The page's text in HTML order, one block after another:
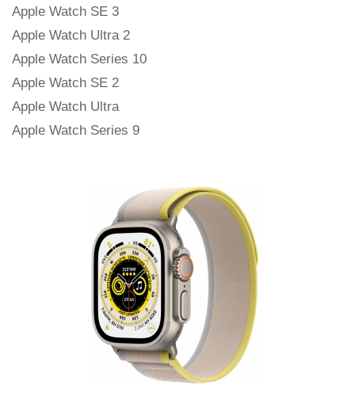
Apple Watch SE 3
Apple Watch Ultra 2
Apple Watch Series 10
Apple Watch SE 2
Apple Watch Ultra
Apple Watch Series 9